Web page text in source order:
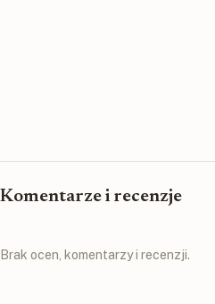
Komentarze i recenzje
Brak ocen, komentarzy i recenzji.